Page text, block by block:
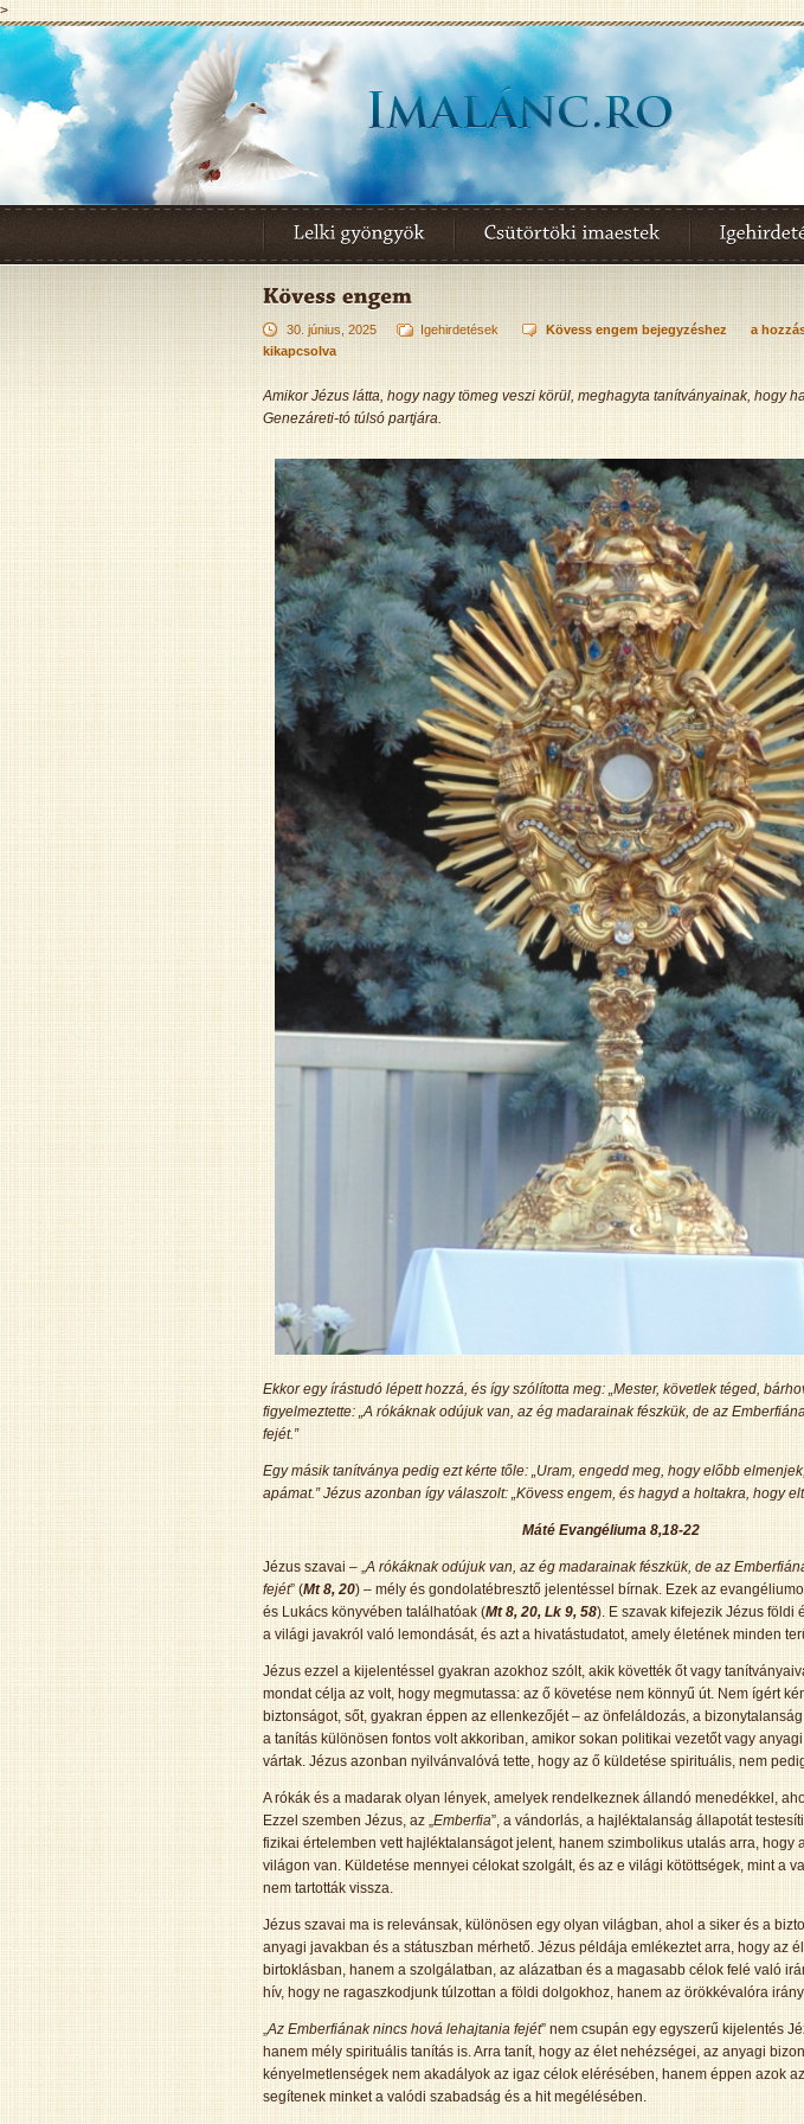
>
30. június, 2025 Igehirdetések Kövess engem bejegyzéshez
a
kikapcsolva
Amikor Jézus látta, hogy nagy tömeg veszi körül, meghagyta tanítványainak, hogy
Genezáreti-tó túlsó partjára.
Ekkor egy írástudó lépett hozzá, és így szólította meg: „Mester, követlek téged,
figyelmeztette: „A rókáknak odújuk van, az ég madarainak fészkük, de az
fejét.”
Egy másik tanítványa pedig ezt kérte tőle: „Uram, engedd meg, hogy előbb
apámat.” Jézus azonban így válaszolt: „Kövess engem, és hagyd a holtakra, hogy
Máté Evangéliuma 8,18-22
Jézus szavai – „A rókáknak odújuk van, az ég madarainak fészkük, de az
fejét” (Mt 8, 20) – mély és gondolatébresztő jelentéssel bírnak. Ezek az
és Lukács könyvében találhatóak (Mt 8, 20, Lk 9, 58). E szavak kifejezik Jézus földi
a világi javakról való lemondását, és azt a hivatástudatot, amely életének minden
Jézus ezzel a kijelentéssel gyakran azokhoz szólt, akik követték őt vagy
mondat célja az volt, hogy megmutassa: az ő követése nem könnyű út. Nem ígért
biztonságot, sőt, gyakran éppen az ellenkezőjét – az önfeláldozás, a
a tanítás különösen fontos volt akkoriban, amikor sokan politikai vezetőt vagy
vártak. Jézus azonban nyilvánvalóvá tette, hogy az ő küldetése spirituális, nem
A rókák és a madarak olyan lények, amelyek rendelkeznek állandó menedékkel,
Ezzel szemben Jézus, az „Emberfia”, a vándorlás, a hajléktalanság állapotát
fizikai értelemben vett hajléktalanságot jelent, hanem szimbolikus utalás arra, hogy
világon van. Küldetése mennyei célokat szolgált, és az e világi kötöttségek, mint a
nem tartották vissza.
Jézus szavai ma is relevánsak, különösen egy olyan világban, ahol a siker és a
anyagi javakban és a státuszban mérhető. Jézus példája emlékeztet arra, hogy az
birtoklásban, hanem a szolgálatban, az alázatban és a magasabb célok felé való
hív, hogy ne ragaszkodjunk túlzottan a földi dolgokhoz, hanem az örökkévalóra
„Az Emberfiának nincs hová lehajtania fejét” nem csupán egy egyszerű kijelentés
hanem mély spirituális tanítás is. Arra tanít, hogy az élet nehézségei, az anyagi
kényelmetlenségek nem akadályok az igaz célok elérésében, hanem éppen azok
segítenek minket a valódi szabadság és a hit megélésében.